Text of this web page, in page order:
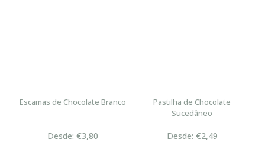
Escamas de Chocolate Branco
Desde: €3,80
Pastilha de Chocolate
Sucedâneo
Desde: €2,49